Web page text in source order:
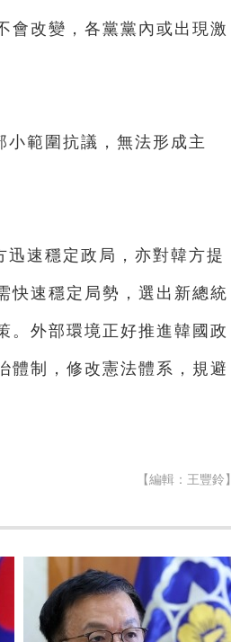
會改變，各黨黨內或出現激
範圍抗議，無法形成主
迅速穩定政局，亦對韓方提
快速穩定局勢，選出新總統
。外部環境正好推進韓國政
體制，修改憲法體系，規避
【編輯：王豐鈴】